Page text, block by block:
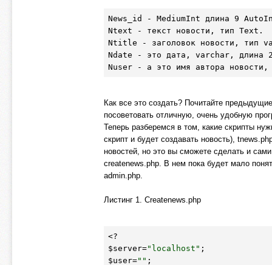
News_id - MediumInt длина 9
Ntext - текст новости, тип Text.
Ntitle - заголовок новости, тип
Ndate - это дата, varchar, длина
Nuser - а это имя автора
Как все это создать? Почитайте
посоветовать отличную, очень удобную
Теперь разберемся в том, какие скрипты
скрипт и будет создавать новость),
новостей, но это вы сможете сделать и
createnews.php. В нем пока будет мало
admin.php.
Листинг 1. Createnews.php
$server="localhost"
$user=""